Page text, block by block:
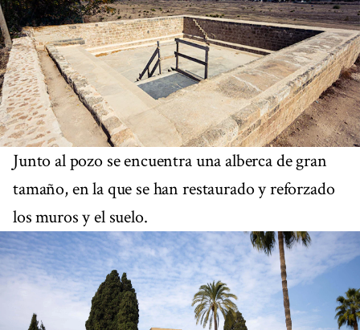
Junto al pozo se encuentra una alberca de gran
tamaño, en la que se han restaurado y reforzado
los muros y el suelo.